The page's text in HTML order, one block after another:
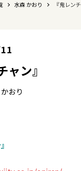
水森 かおり 『鬼レン
ャン』
かおり